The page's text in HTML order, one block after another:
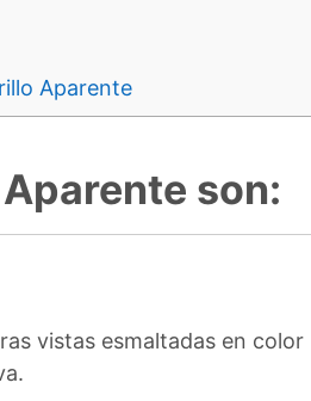
Aparente
son:
vistas esmaltadas en color